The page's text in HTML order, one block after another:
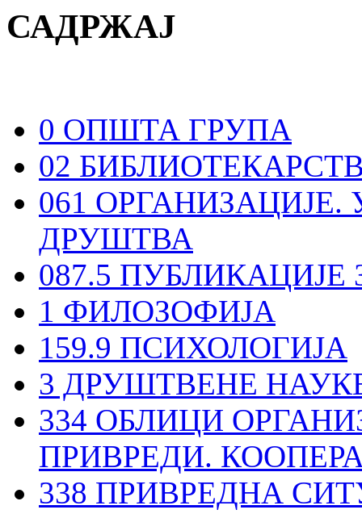
САДРЖАЈ
0 ОПШТА ГРУПА
02
061
ДРУШТВА
087.5
1 ФИЛОЗОФИЈА
159.9 ПСИХОЛОГИЈА
3 ДРУШТВЕНЕ
334 ОБЛИЦИ
ПРИВРЕДИ.
338 ПРИВРЕДНА